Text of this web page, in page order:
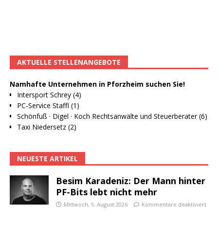
AKTUELLE STELLENANGEBOTE
Namhafte Unternehmen in Pforzheim suchen Sie!
Intersport Schrey (4)
PC-Service Staffl (1)
Schönfuß · Digel · Koch Rechtsanwälte und Steuerberater (6)
Taxi Niedersetz (2)
NEUESTE ARTIKEL
Besim Karadeniz: Der Mann hinter
PF-Bits lebt nicht mehr
Mittwoch, 5. August 2026 Kommentare deaktiviert